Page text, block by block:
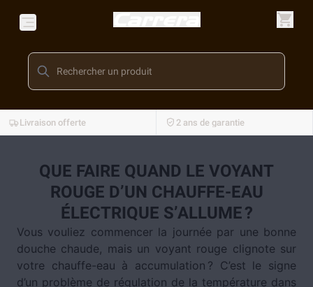
Livraison offerte 2 ans de garantie
QUE FAIRE QUAND LE VOYANT
ROUGE D’UN CHAUFFE-EAU
ÉLECTRIQUE S’ALLUME ?
Vous vouliez commencer la journée par une bonne
douche chaude, mais un voyant rouge clignote sur
votre chauffe-eau à accumulation ? C’est le signe
d’un problème de régulation de la température dans